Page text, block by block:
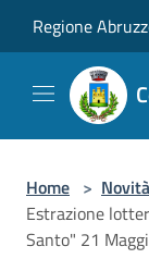
Regione
Home > Novità
Estrazione
Santo" 21